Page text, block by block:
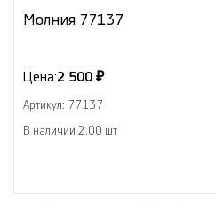
Молния 77137
Цена:2 500 ₽
Артикул: 77137
В наличии 2.00 шт